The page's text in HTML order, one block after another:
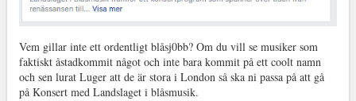
Vem gillar inte ett ordentligt blåsj0bb? Om du vill se musiker som
faktiskt åstadkommit något och inte bara kommit på ett coolt namn
och sen lurat Luger att de är stora i London så ska ni passa på att gå
på Konsert med Landslaget i blåsmusik.